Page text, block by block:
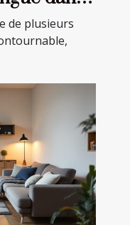
de plusieurs